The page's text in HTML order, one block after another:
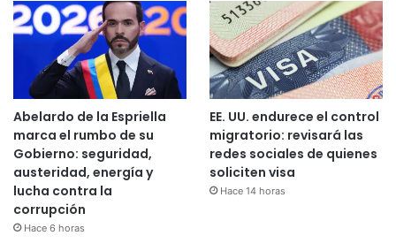
Abelardo de la Espriella
marca el rumbo de su
Gobierno: seguridad,
austeridad, energía y
lucha contra la
corrupción
Hace 6 horas
EE. UU. endurece el control
migratorio: revisará las
redes sociales de quienes
soliciten visa
Hace 14 horas